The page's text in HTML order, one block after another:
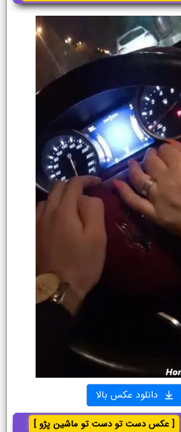
دانلود عکس بالا
[ عکس دست تو دست تو ماشین پژو ]